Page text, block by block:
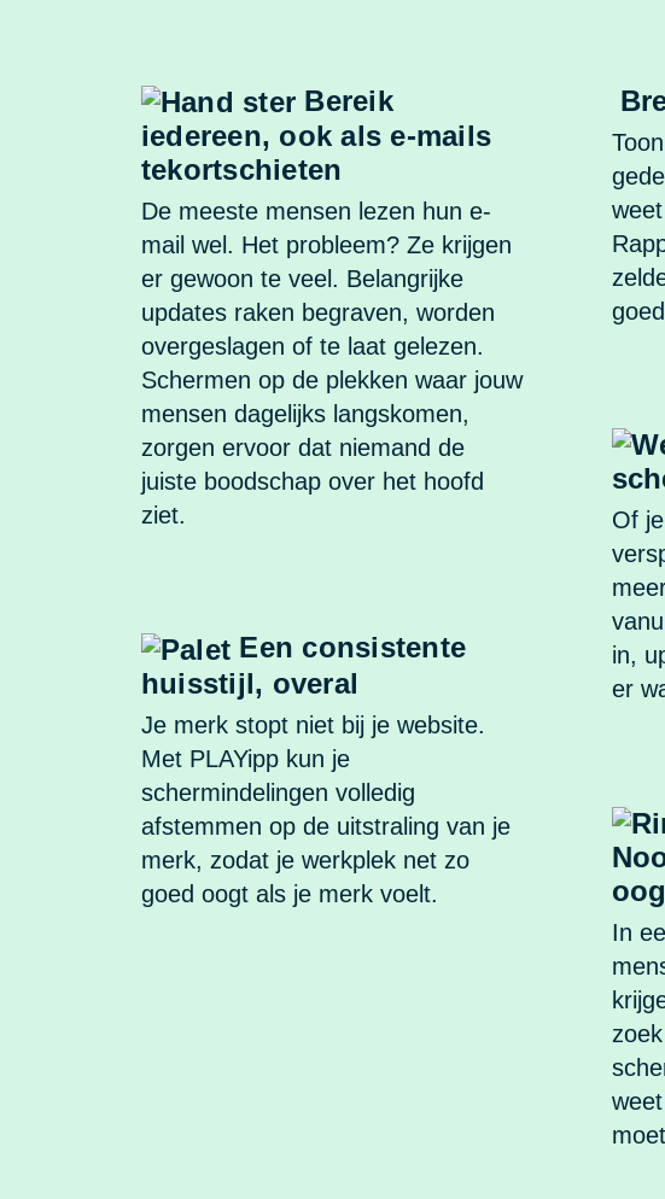
Bereik
iedereen, ook als e-mails
tekortschieten
De meeste mensen lezen hun e-
mail wel. Het probleem? Ze krijgen
er gewoon te veel. Belangrijke
updates raken begraven, worden
overgeslagen of te laat gelezen.
Schermen op de plekken waar jouw
mensen dagelijks langskomen,
zorgen ervoor dat niemand de
juiste boodschap over het hoofd
ziet.
Een consistente
huisstijl, overal
Je merk stopt niet bij je website.
Met PLAYipp kun je
schermindelingen volledig
afstemmen op de uitstraling van je
merk, zodat je werkplek net zo
goed oogt als je merk voelt.
Of
in,
er
In